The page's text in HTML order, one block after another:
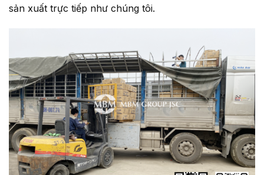
sản xuất trực tiếp như chúng tôi.